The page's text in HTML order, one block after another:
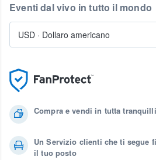
Compra e vendi in tutta
Un Servizio clienti che ti segue
il tuo posto
Eventi dal vivo in tutto il mondo
USD · Dollaro americano